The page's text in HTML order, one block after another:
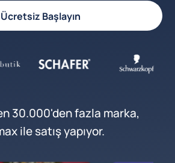
Ücretsiz Başlayın
30.000'den fazla marka,
ile satış yapıyor.